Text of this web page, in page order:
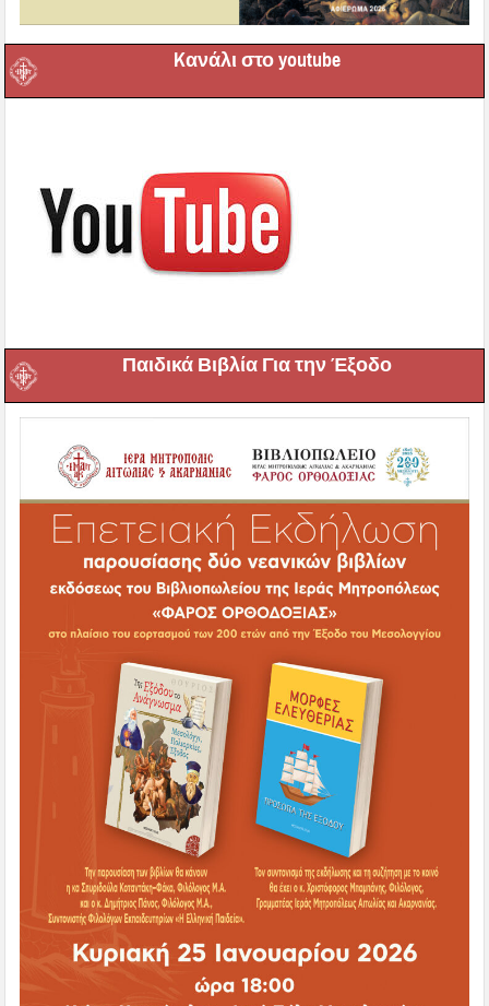
Kανάλι στο youtube
Παιδικά Βιβλία Για την Έξοδο